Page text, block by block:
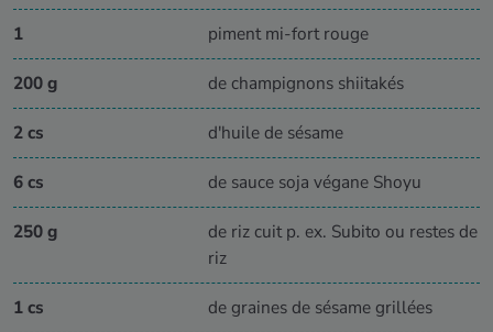
1 piment mi-fort rouge
200 g de champignons shiitakés
2 cs d'huile de sésame
6 cs de sauce soja végane Shoyu
250 g
de riz cuit p. ex. Subito ou restes de
riz
1 cs de graines de sésame grillées